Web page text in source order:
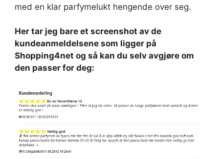
med en klar parfymelukt hengende over seg.
Her tar jeg bare et screenshot av de
kundeanmeldelsene som ligger på
Shopping4net og så kan du selv avgjøre om
den passer for deg: